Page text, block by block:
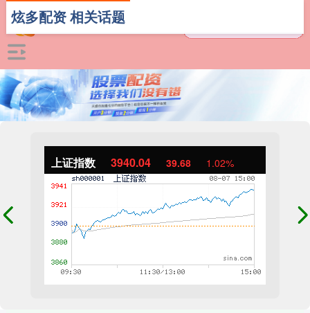
上证指数 3940.04 39.68 1.02%
炫多配资 相关话题